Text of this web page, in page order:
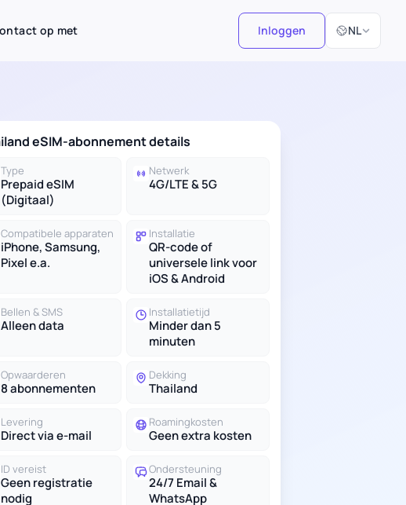
op met Inloggen NL
Selecteer taal
eSIM-abonnement details
Type
Prepaid eSIM
(Digitaal)
Netwerk
4G/LTE & 5G
Compatibele apparaten
iPhone, Samsung,
Pixel e.a.
Installatie
QR-code of
universele link voor
iOS & Android
Bellen & SMS
Alleen data
Installatietijd
Minder dan 5
minuten
Opwaarderen
8 abonnementen
Dekking
Thailand
Levering
Direct via e-mail
Roamingkosten
Geen extra kosten
ID vereist
Geen registratie
nodig
Ondersteuning
24/7 Email &
WhatsApp